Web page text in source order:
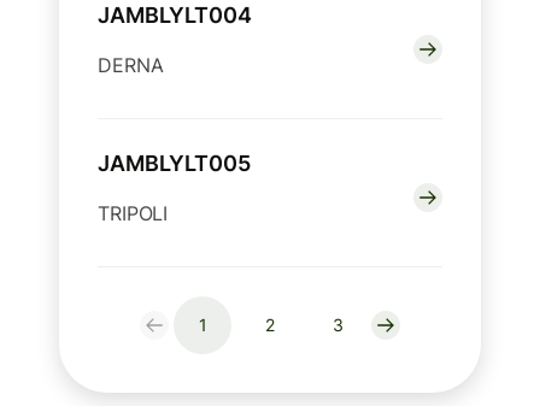
JAMBLYLT004
DERNA
JAMBLYLT005
TRIPOLI
1 2 3